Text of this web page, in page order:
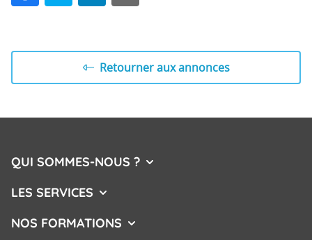
FacebookTwitterLinkedInE-mail
Retourner aux annonces
QUI SOMMES-NOUS ? AFFICHER/MASQUER LE MENU
LES SERVICES AFFICHER/MASQUER LE MENU
NOS FORMATIONS AFFICHER/MASQUER LE MENU